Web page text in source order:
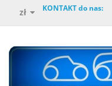
zł KONTAKT do nas: